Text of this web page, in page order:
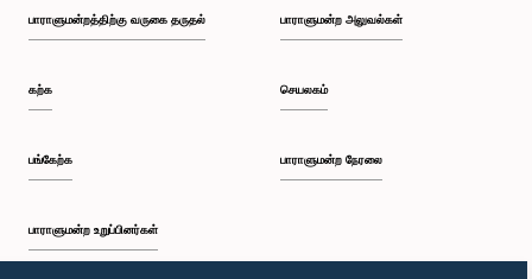
பாராளுமன்றத்திற்கு வருகை தருதல்
கற்க
பங்கேற்க
பாராளுமன்ற உறுப்பினர்கள்
பாராளுமன்ற அலுவல்கள்
செயலகம்
பாராளுமன்ற நேரலை